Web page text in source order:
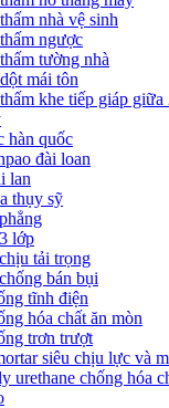
nhà vệ sinh
ngược
tường nhà
mái tôn
khe tiếp giáp giữa
hàn quốc
đài loan
lan
thụy sỹ
lớp
tải trọng
bán bụi
tĩnh điện
hóa chất ăn mòn
trơn trượt
siêu chịu lực và
urethane chống hóa